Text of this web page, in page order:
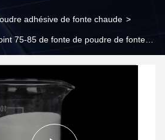
adhésive de fonte chaude >
75-85 de fonte de poudre de fonte